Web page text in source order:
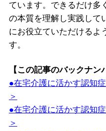
ています。できるだけ多
の本質を理解し実践して
にお役立ていただけるよ
す。
【この記事のバックナン
●在宅介護に活かす認知
＞
●在宅介護に活かす認知
＞